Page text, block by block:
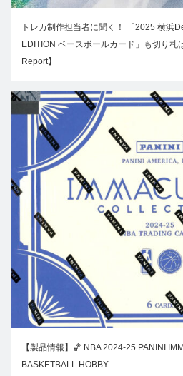
トレカ制作担当者に聞く！ 「2025 横浜
EDITION ベースボールカード」も切り札
Report】
【製品情報】🏀 NBA 2024-25 PANINI
BASKETBALL HOBBY